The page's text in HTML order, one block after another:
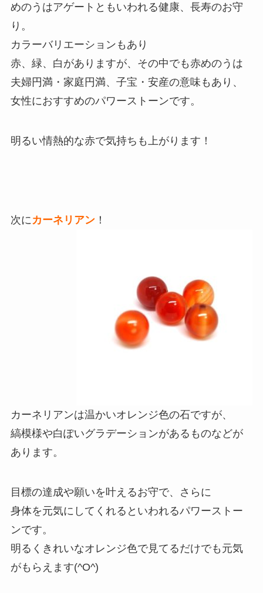
めのうはアゲートともいわれる健康、長寿のお守
り。
カラーバリエーションもあり
赤、緑、白がありますが、その中でも赤めのうは
夫婦円満・家庭円満、子宝・安産の意味もあり、
女性におすすめのパワーストーンです。
明るい情熱的な赤で気持ちも上がります！
次にカーネリアン！
カーネリアンは温かいオレンジ色の石ですが、
縞模様や白ぽいグラデーションがあるものなどが
あります。
目標の達成や願いを叶えるお守で、さらに
身体を元気にしてくれるといわれるパワーストー
ンです。
明るくきれいなオレンジ色で見てるだけでも元気
がもらえます(^O^)